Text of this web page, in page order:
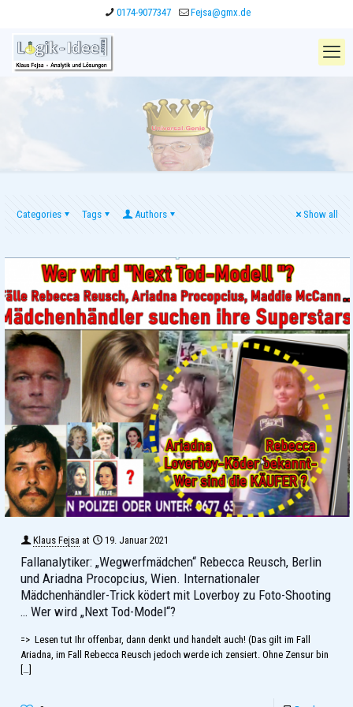
0174-9077347 Fejsa@gmx.de
Categories Tags Authors Show all
Klaus Fejsa at 19. Januar 2021
Fallanalytiker: „Wegwerfmädchen“ Rebecca Reusch, Berlin
und Ariadna Procopcius, Wien. Internationaler
Mädchenhändler-Trick ködert mit Loverboy zu Foto-Shooting
… Wer wird „Next Tod-Model“?
=> Lesen tut Ihr offenbar, dann denkt und handelt auch! (Das gilt im Fall
Ariadna, im Fall Rebecca Reusch jedoch werde ich zensiert. Ohne Zensur bin
[…]